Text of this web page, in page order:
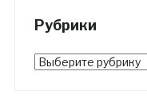
Рубрики
Рубрики